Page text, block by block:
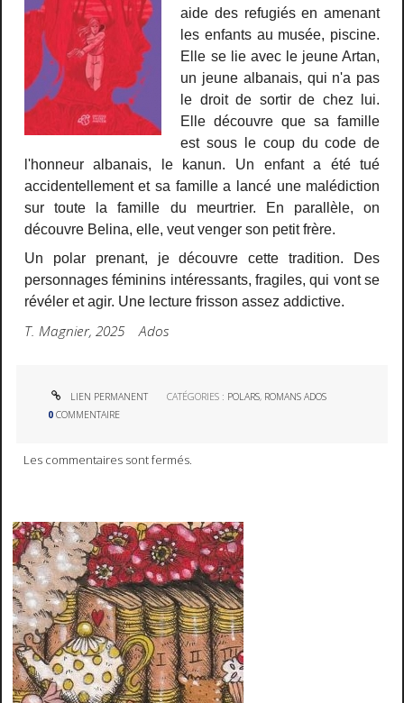
aide des refugiés en amenant
les enfants au musée, piscine.
Elle se lie avec le jeune Artan,
un jeune albanais, qui n'a pas
le droit de sortir de chez lui.
Elle découvre que sa famille
est sous le coup du code de
l'honneur albanais, le kanun. Un enfant a été tué
accidentellement et sa famille a lancé une malédiction
sur toute la famille du meurtrier. En parallèle, on
découvre Belina, elle, veut venger son petit frère.
Un polar prenant, je découvre cette tradition. Des
personnages féminins intéressants, fragiles, qui vont se
révéler et agir. Une lecture frisson assez addictive.
T. Magnier, 2025 Ados
LIEN PERMANENT CATÉGORIES : POLARS, ROMANS ADOS
0 COMMENTAIRE
Les commentaires sont fermés.